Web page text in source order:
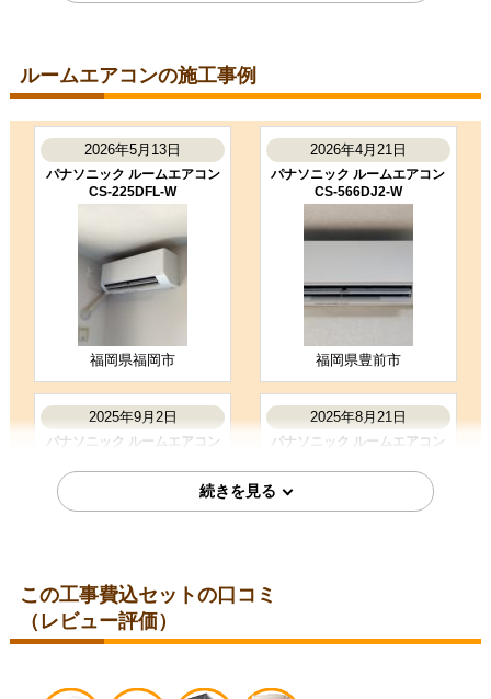
コメント
段取りも良く、エアコン取付後のチ
ても良かったです。ありがとうござ
いました。
（ご本人様より）
工事満足度 ★★★★★ 受注満足度 ★★★☆☆
商品選定がしやすかった
工事に安心感を感じた
お客様の声をもっと見る
ルームエアコンの施工事例
2026年5月13日
パナソニック ルームエアコン
CS-225DFL-W
福岡県福岡市
2026年4月21日
パナソニック ルームエアコン
CS-566DJ2-W
福岡県豊前市
2025年9月2日
パナソニック ルームエアコン
東京都港区
2025年8月21日
パナソニック ルームエアコン
この工事費込セットの口コミ
（レビュー評価）